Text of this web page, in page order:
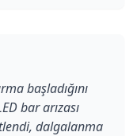
başladığını
bar arızası
dalgalanma